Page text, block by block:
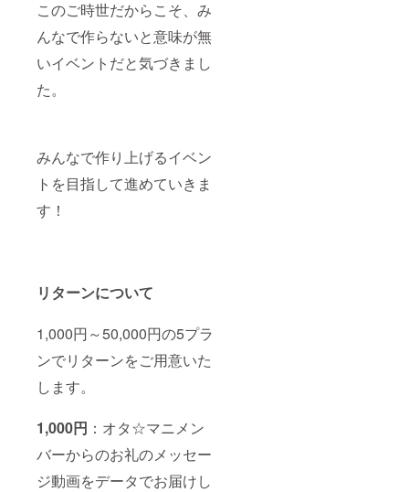
このご時世だからこそ、み
んなで作らないと意味が無
いイベントだと気づきまし
た。
みんなで作り上げるイベン
トを目指して進めていきま
す！
リターンについて
1,000円～50,000円の5プラ
ンでリターンをご用意いた
します。
1,000円 ：オタ☆マニメン
バーからのお礼のメッセー
ジ動画をデータでお届けし